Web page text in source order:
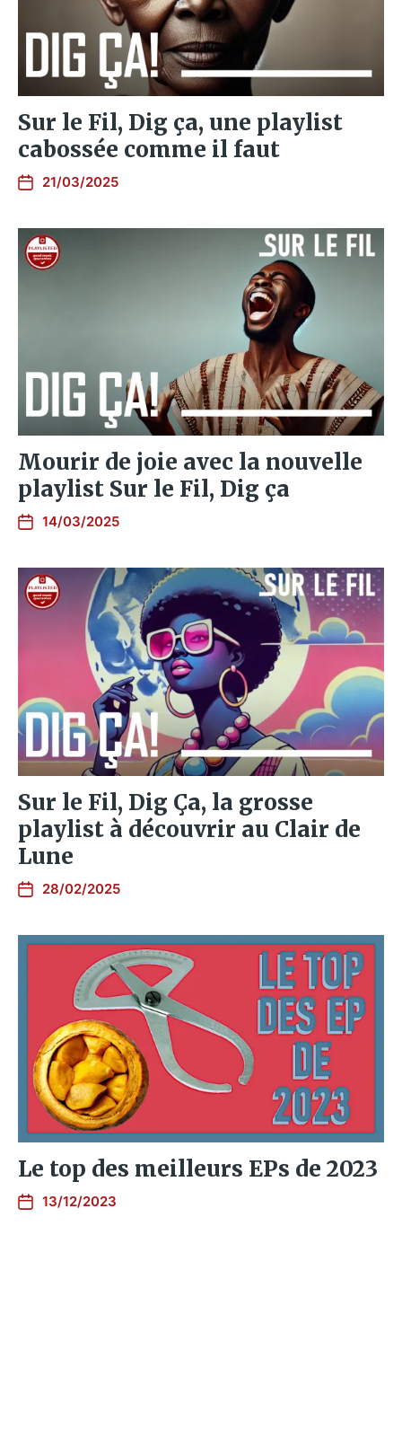
Sur le Fil, Dig ça, une playlist
cabossée comme il faut
21/03/2025
Mourir de joie avec la nouvelle
playlist Sur le Fil, Dig ça
14/03/2025
Sur le Fil, Dig Ça, la grosse
playlist à découvrir au Clair de
Lune
28/02/2025
Le top des meilleurs EPs de 2023
13/12/2023